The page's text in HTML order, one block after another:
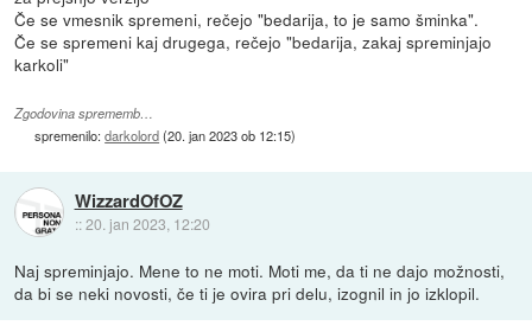
Če se vmesnik spremeni, rečejo "bedarija, to je samo šminka".
Če se spremeni kaj drugega, rečejo "bedarija, zakaj spreminjajo
karkoli"
Zgodovina sprememb…
spremenilo:darkolord(20. jan 2023 ob 12:15)
WizzardOfOZ
::20. jan 2023, 12:20
Naj spreminjajo. Mene to ne moti. Moti me, da ti ne dajo možnosti,
da bi se neki novosti, če ti je ovira pri delu, izognil in jo izklopil.